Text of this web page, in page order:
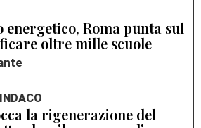
Roma punta sul
oltre mille scuole
la rigenerazione del